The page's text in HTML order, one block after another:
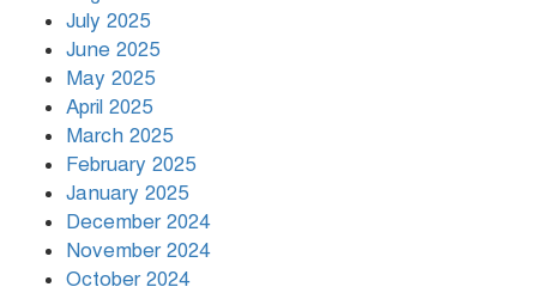
July 2025
June 2025
May 2025
April 2025
March 2025
February 2025
January 2025
December 2024
November 2024
October 2024